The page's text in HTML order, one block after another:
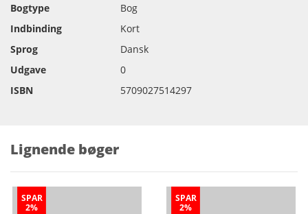
Bogtype
Bog
Indbinding
Kort
Sprog
Dansk
Udgave
0
ISBN
5709027514297
Lignende bøger
SPAR
2%
SPAR
2%